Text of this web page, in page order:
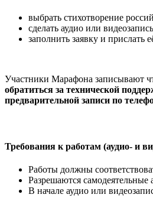
выбрать стихотворение
сделать аудио или
заполнить заявку и прислать
Участники Марафона записывают
обратиться за технической
предварительной записи по
Требования к работам (аудио- и
Работы должны
Разрешаются
В начале аудио или